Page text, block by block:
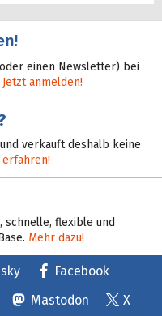
einen Newsletter) bei
Jetzt anmelden!
verkauft deshalb keine
erfahren!
schnelle, flexible und
Mehr dazu!
Facebook
Mastodon X